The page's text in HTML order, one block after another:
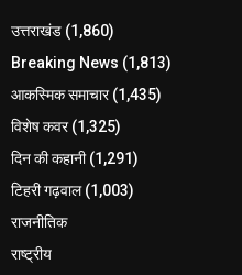
उत्तराखंड (1,860)
Breaking News (1,813)
आकस्मिक समाचार(1,435)
विशेष कवर(1,325)
दिन की कहानी(1,291)
टिहरी गढ़वाल(1,003)
राजनीतिक
राष्ट्रीय